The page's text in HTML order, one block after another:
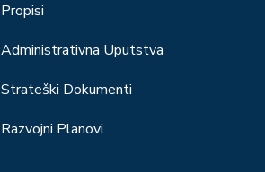
Propisi
Administrativna Uputstva
Strateški Dokumenti
Razvojni Planovi